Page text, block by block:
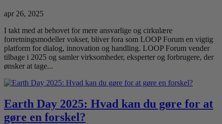
apr 26, 2025
I takt med at behovet for mere ansvarlige og cirkulære
forretningsmodeller vokser, bliver fora som LOOP Forum en vigtig
platform for dialog, innovation og handling. LOOP Forum vender
tilbage i 2025 og samler virksomheder, eksperter og forbrugere, der
ønsker at tage...
Earth Day 2025: Hvad kan du gøre for at
gøre en forskel?